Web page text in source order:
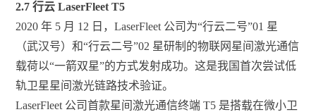
2.7 行云 LaserFleet T5
2020 年 5 月 12 日，LaserFleet 公司为“行云二号”01 星
（武汉号）和“行云二号”02 星研制的物联网星间激光通信
载荷以“一箭双星”的方式发射成功。这是我国首次尝试低
轨卫星星间激光链路技术验证。
LaserFleet 公司首款星间激光通信终端 T5 是搭载在微小卫